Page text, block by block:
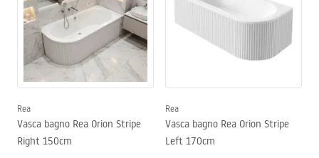
Rea
Vasca bagno Rea Orion Stripe
Right 150cm
Rea
Vasca bagno Rea Orion Stripe
Left 170cm